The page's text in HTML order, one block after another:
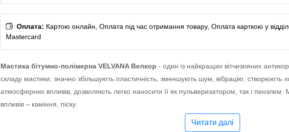
Оплата: Картою онлайн, Оплата під час отримання товару, Оплата карткою у
Mastercard
Мастика бітумно-полімерна VELVANA Велкор - один із найкращих вітчизняних
складу мастики, значно збільшують пластичність, зменшують шум, вібрацію, створюють
атмосферних впливів, дозволяють легко наносити її як пульверизатором, так і пензлем.
впливів – каміння, піску.
Має прекрасну адгезію, що дозволяє застосовувати автоантикор "Велкор" при будівельних
Читати далі